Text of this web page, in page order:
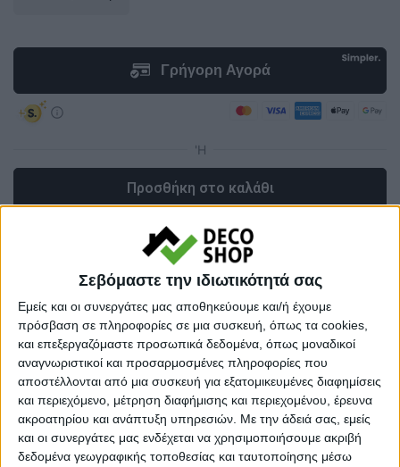
Σεβόμαστε την ιδιωτικότητά σας
Εμείς και οι συνεργάτες μας αποθηκεύουμε και/ή έχουμε
πρόσβαση σε πληροφορίες σε μια συσκευή, όπως τα cookies,
και επεξεργαζόμαστε προσωπικά δεδομένα, όπως μοναδικοί
αναγνωριστικοί και προσαρμοσμένες πληροφορίες που
αποστέλλονται από μια συσκευή για εξατομικευμένες διαφημίσεις
και περιεχόμενο, μέτρηση διαφήμισης και περιεχομένου, έρευνα
ακροατηρίου και ανάπτυξη υπηρεσιών. Με την άδειά σας, εμείς
και οι συνεργάτες μας ενδέχεται να χρησιμοποιήσουμε ακριβή
δεδομένα γεωγραφικής τοποθεσίας και ταυτοποίησης μέσω
Προσθήκη στο καλάθι
Κωδικός προϊόντος :87725
Κάνε μια ερώτηση Share
Κατηγορία:
ΚΑΝΑΠΕΔΕΣ - ΚΡΕΒΑΤΙ
Tag:
ΚΑΝΑΠΕΔΕΣ - ΚΡΕΒΑΤΙA
Megapap